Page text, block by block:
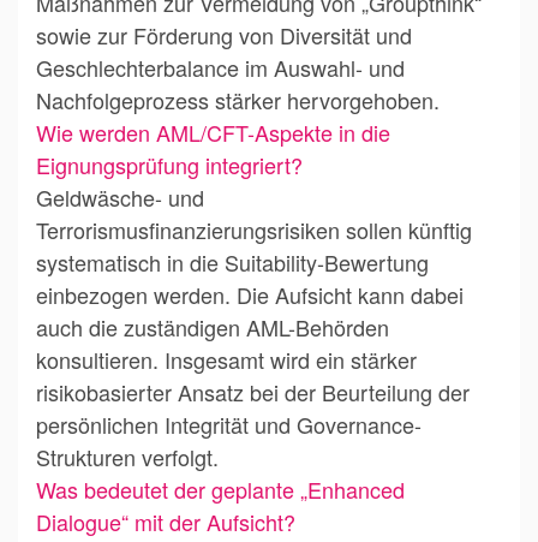
sowie zur Förderung von Diversität und
Geschlechterbalance im Auswahl- und
Nachfolgeprozess stärker hervorgehoben.
Wie werden AML/CFT-Aspekte in die
Eignungsprüfung integriert?
Geldwäsche- und
Terrorismusfinanzierungsrisiken sollen künftig
systematisch in die Suitability-Bewertung
einbezogen werden. Die Aufsicht kann dabei
auch die zuständigen AML-Behörden
konsultieren. Insgesamt wird ein stärker
risikobasierter Ansatz bei der Beurteilung der
persönlichen Integrität und Governance-
Strukturen verfolgt.
Was bedeutet der geplante „Enhanced
Dialogue“ mit der Aufsicht?